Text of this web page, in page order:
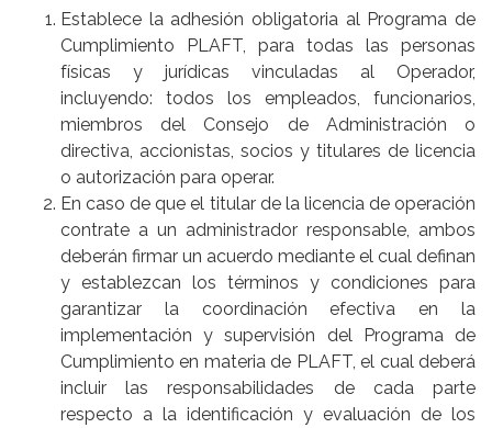
Establece la adhesión obligatoria al Programa de
Cumplimiento PLAFT, para todas las personas
físicas y jurídicas vinculadas al Operador,
incluyendo: todos los empleados, funcionarios,
miembros del Consejo de Administración o
directiva, accionistas, socios y titulares de licencia
o autorización para operar.
En caso de que el titular de la licencia de operación
contrate a un administrador responsable, ambos
deberán firmar un acuerdo mediante el cual definan
y establezcan los términos y condiciones para
garantizar la coordinación efectiva en la
implementación y supervisión del Programa de
Cumplimiento en materia de PLAFT, el cual deberá
incluir las responsabilidades de cada parte
respecto a la identificación y evaluación de los